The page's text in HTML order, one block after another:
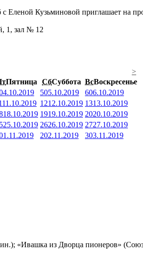
Еленой Кузьминовой приглашает на
1, зал № 12
>
Пятница СбСуббота ВсВоскресенье
505.10.2019 606.10.2019
11.10.2019 1212.10.2019 1313.10.2019
18.10.2019 1919.10.2019 2020.10.2019
25.10.2019 2626.10.2019 2727.10.2019
202.11.2019 303.11.2019
«Ивашка из Дворца пионеров»